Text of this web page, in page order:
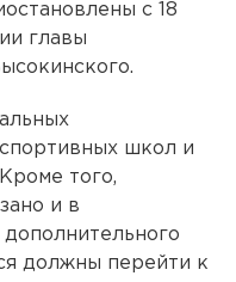
с 18
главы
школ и
того,
и в
должны перейти к